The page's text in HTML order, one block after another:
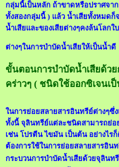
กลุ่มนี้เป็นหลัก ถ้าขาดหรือปราศจา
ทั้งสองกลุ่มนี้ ) แล้ว น้ำเสียทั้งหมดก็
น้ำเสียและของเสียต่างๆคงล้นโลก
ต่างๆในการบำบัดน้ำเสียให้เป็นน้ำดี
ขั้นตอนการบำบัดน้ำเสียด้ว
คร่าวๆ ( ชนิดใช้ออกซิเจนเ
ในการย่อยสลายสารอินทรีย์ต่างๆซึ่
ทั้งนี้ จุลินทรีย์แต่ละชนิดสามารถย่อ
เช่น โปรตีน ไขมัน เป็นต้น อย่างไ
ต้องการใช้ในการย่อยสลายสารอิน
กระบวนการบำบัดน้ำเสียด้วยจุลินท